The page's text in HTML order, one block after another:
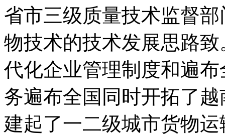
省市三级质量技术监督
物技术的技术发展思路
代化企业管理制度和遍
务遍布全国同时开拓了
建起了一二级城市货物